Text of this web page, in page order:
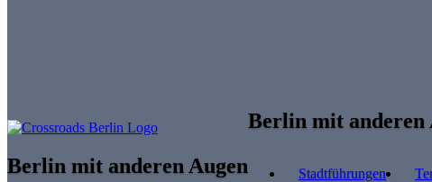
Berlin mit anderen Augen
Berlin mit anderen
Stadtführungen